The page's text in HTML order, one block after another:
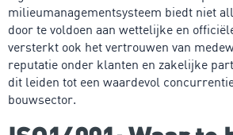
milieumanagementsysteem biedt niet
door te voldoen aan wettelijke en
versterkt ook het vertrouwen van
reputatie onder klanten en zakelijke
dit leiden tot een waardevol
bouwsector.